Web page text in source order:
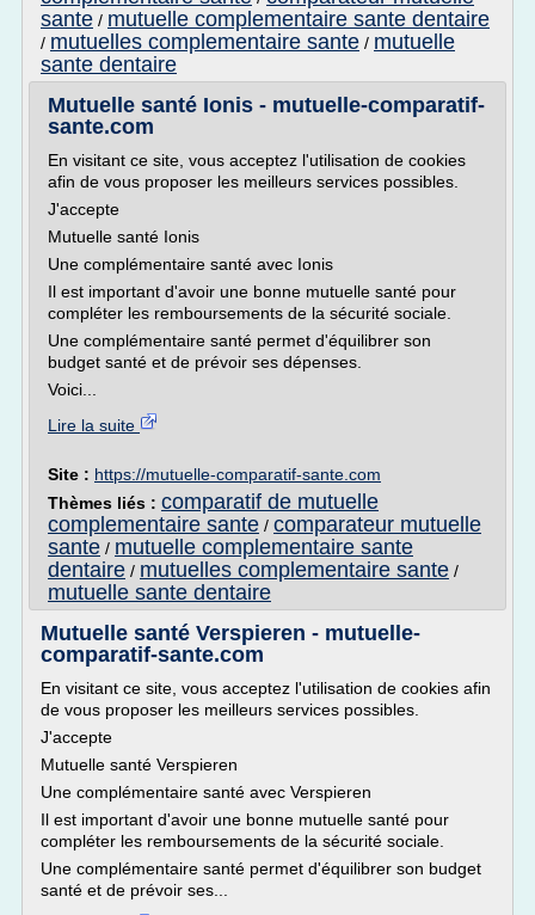
sante / mutuelle complementaire sante dentaire
/ mutuelles complementaire sante / mutuelle
sante dentaire
Mutuelle santé Ionis - mutuelle-comparatif-
sante.com
En visitant ce site, vous acceptez l'utilisation de cookies
afin de vous proposer les meilleurs services possibles.
J'accepte
Mutuelle santé Ionis
Une complémentaire santé avec Ionis
Il est important d'avoir une bonne mutuelle santé pour
compléter les remboursements de la sécurité sociale.
Une complémentaire santé permet d'équilibrer son
budget santé et de prévoir ses dépenses.
Voici...
Lire la suite
Site : https://mutuelle-comparatif-sante.com
Thèmes liés : comparatif de mutuelle
complementaire sante / comparateur mutuelle
sante / mutuelle complementaire sante
dentaire / mutuelles complementaire sante /
mutuelle sante dentaire
Mutuelle santé Verspieren - mutuelle-
comparatif-sante.com
En visitant ce site, vous acceptez l'utilisation de cookies afin
de vous proposer les meilleurs services possibles.
J'accepte
Mutuelle santé Verspieren
Une complémentaire santé avec Verspieren
Il est important d'avoir une bonne mutuelle santé pour
compléter les remboursements de la sécurité sociale.
Une complémentaire santé permet d'équilibrer son budget
santé et de prévoir ses...